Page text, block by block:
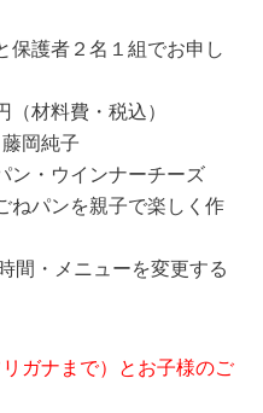
保護者２名１組でお申し
材料費・税込）
岡純子
ン・ウインナーチーズ
ねパンを親子で楽しく作
間・メニューを変更する
ガナまで）とお子様のご